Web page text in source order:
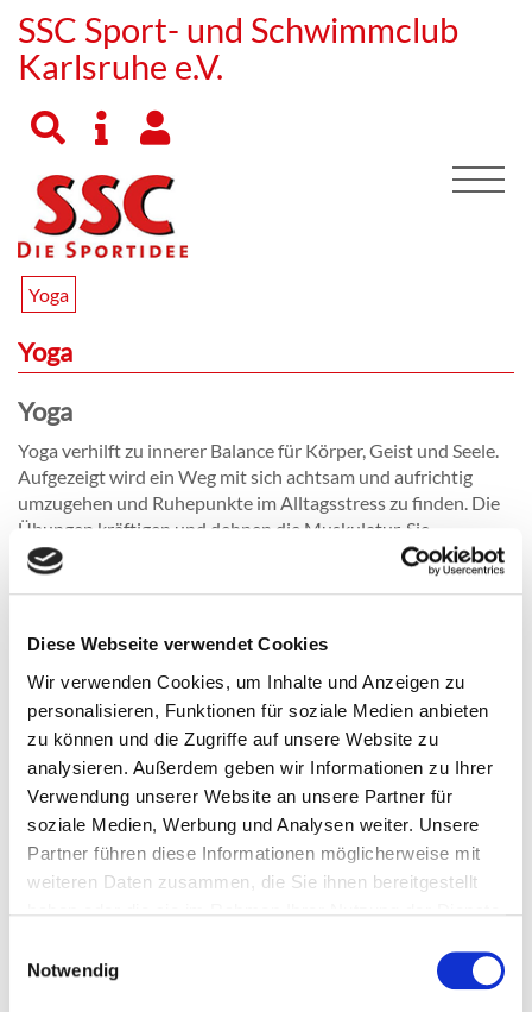
Diese Webseite verwendet Cookies
Wir verwenden Cookies, um Inhalte und Anzeigen zu
personalisieren, Funktionen für soziale Medien anbieten
zu können und die Zugriffe auf unsere Website zu
analysieren. Außerdem geben wir Informationen zu Ihrer
Verwendung unserer Website an unsere Partner für
soziale Medien, Werbung und Analysen weiter. Unsere
Partner führen diese Informationen möglicherweise mit
weiteren Daten zusammen, die Sie ihnen bereitgestellt
Notwendig
SSC Sport- und Schwimmclub
Karlsruhe e.V.
Yoga
Yoga
Yoga
Yoga verhilft zu innerer Balance für Körper, Geist und Seele.
Aufgezeigt wird ein Weg mit sich achtsam und aufrichtig
umzugehen und Ruhepunkte im Alltagsstress zu finden. Die
Übungen kräftigen und dehnen die Muskulatur. Sie
entwickeln die Körperwahrnehmung, optimieren die Atmung
und führen zu einem verbesserten Gleichgewichtssinn und
Buchbare Kurse